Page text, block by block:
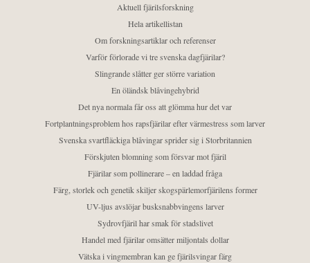
Aktuell fjärilsforskning
Hela artikellistan
Om forskningsartiklar och referenser
Varför förlorade vi tre svenska dagfjärilar?
Slingrande slåtter ger större variation
En öländsk blåvingehybrid
Det nya normala får oss att glömma hur det var
Fortplantningsproblem hos rapsfjärilar efter värmestress som larver
Svenska svartfläckiga blåvingar sprider sig i Storbritannien
Förskjuten blomning som försvar mot fjäril
Fjärilar som pollinerare – en laddad fråga
Färg, storlek och genetik skiljer skogspärlemorfjärilens former
UV-ljus avslöjar busksnabbvingens larver
Sydrovfjäril har smak för stadslivet
Handel med fjärilar omsätter miljontals dollar
Vätska i vingmembran kan ge fjärilsvingar färg